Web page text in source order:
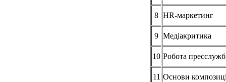
8 HR-маркетинг
9 Медіакритика
10 Робота
11 Основи